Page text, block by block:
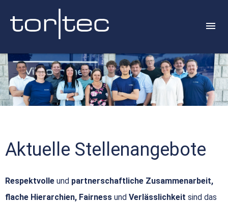
Aktuelle Stellenangebote
Respektvolle und partnerschaftliche Zusammenarbeit,
flache Hierarchien, Fairness und Verlässlichkeit sind das